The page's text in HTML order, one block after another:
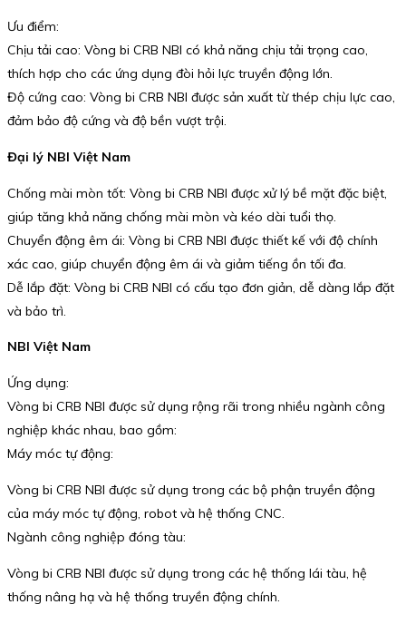
Ưu điểm:
Chịu tải cao: Vòng bi CRB NBI có khả năng chịu tải trọng cao,
thích hợp cho các ứng dụng đòi hỏi lực truyền động lớn.
Độ cứng cao: Vòng bi CRB NBI được sản xuất từ thép chịu lực cao,
đảm bảo độ cứng và độ bền vượt trội.
Đại lý NBI Việt Nam
Chống mài mòn tốt: Vòng bi CRB NBI được xử lý bề mặt đặc biệt,
giúp tăng khả năng chống mài mòn và kéo dài tuổi thọ.
Chuyển động êm ái: Vòng bi CRB NBI được thiết kế với độ chính
xác cao, giúp chuyển động êm ái và giảm tiếng ồn tối đa.
Dễ lắp đặt: Vòng bi CRB NBI có cấu tạo đơn giản, dễ dàng lắp đặt
và bảo trì.
NBI Việt Nam
Ứng dụng:
Vòng bi CRB NBI được sử dụng rộng rãi trong nhiều ngành công
nghiệp khác nhau, bao gồm:
Máy móc tự động:
Vòng bi CRB NBI được sử dụng trong các bộ phận truyền động
của máy móc tự động, robot và hệ thống CNC.
Ngành công nghiệp đóng tàu:
Vòng bi CRB NBI được sử dụng trong các hệ thống lái tàu, hệ
thống nâng hạ và hệ thống truyền động chính.